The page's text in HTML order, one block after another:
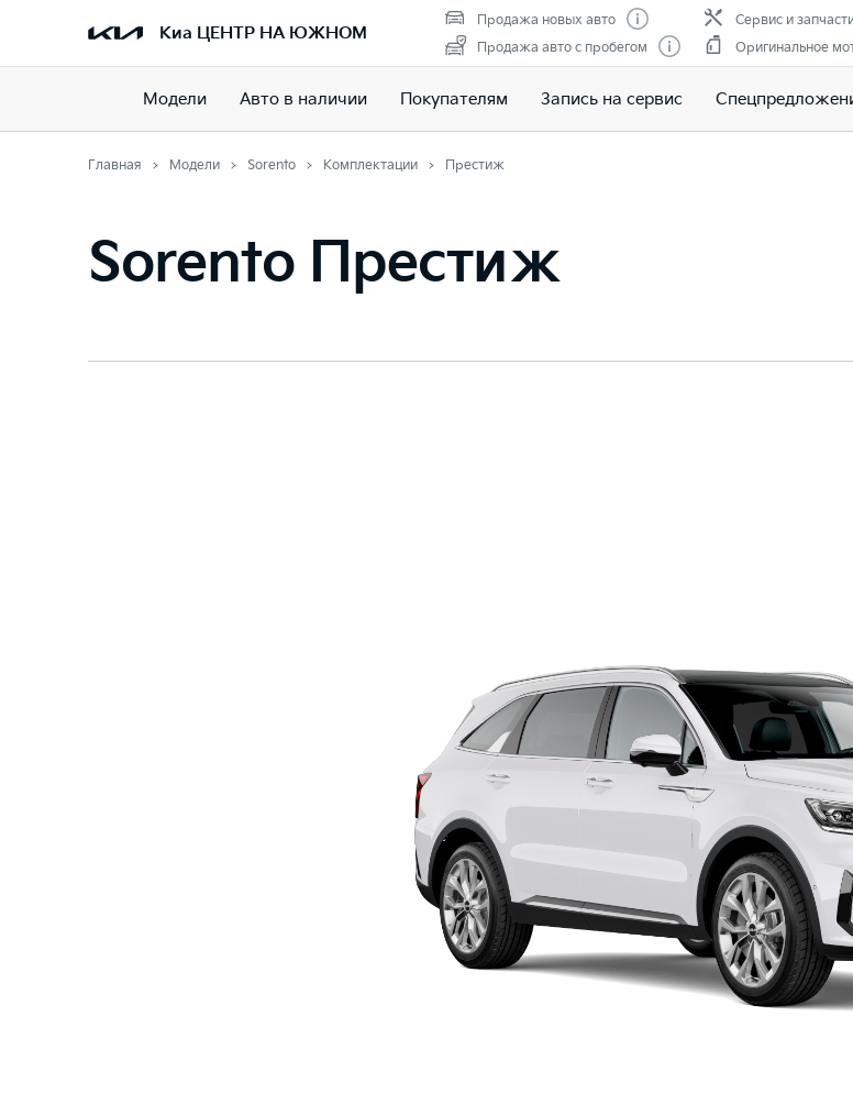
Киа ЦЕНТР НА ЮЖНОМ
Продажа новых авто
Продажа авто с пробегом
Сервис и
Оригинальное
Модели Авто в наличии Покупателям Запись на сервис
Главная Модели Sorento Комплектации Престиж
Sorento Престиж